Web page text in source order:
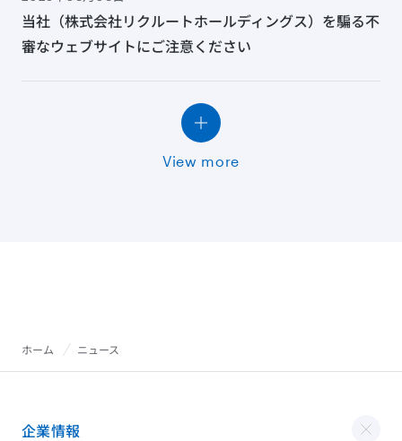
当社（株式会社リクルートホールディングス）を騙る不
審なウェブサイトにご注意ください
View more
ホーム ニュース
企業情報